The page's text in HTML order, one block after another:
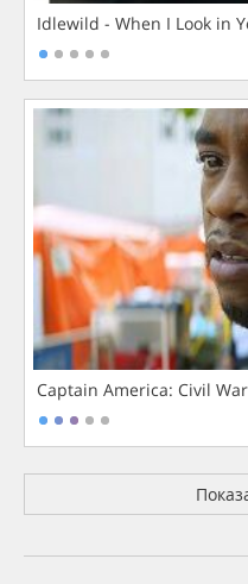
Idlewild - When I Look in
Captain America: Civil